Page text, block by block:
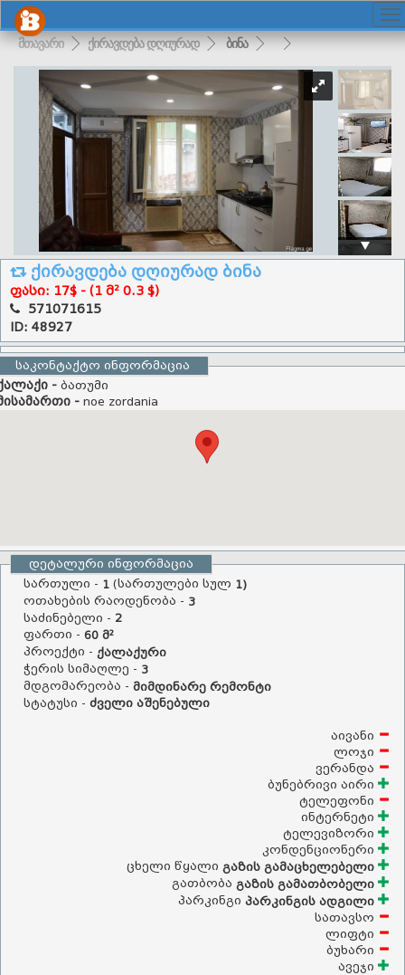
მთავარი ქირავდება დღიურად ბინა
ქირავდება დღიურად ბინა
ფასი: 17$ - (1 მ² 0.3 $)
571071615
ID: 48927
საკონტაქტო ინფორმაცია
- ბათუმი
- noe zordania
დეტალური ინფორმაცია
სართული - 1 (სართულები სულ 1)
ოთახების რაოდენობა - 3
საძინებელი - 2
ფართი - 60 მ²
პროექტი - ქალაქური
ჭერის სიმაღლე - 3
მდგომარეობა - მიმდინარე რემონტი
სტატუსი - ძველი აშენებული
აივანი
ლოჯი
ვერანდა
ბუნებრივი აირი
ტელეფონი
ინტერნეტი
ტელევიზორი
კონდენციონერი
ცხელი წყალი გაზის გამაცხელებელი
გათბობა გაზის გამათბობელი
პარკინგი პარკინგის ადგილი
სათავსო
ლიფტი
ბუხარი
ავეჯი